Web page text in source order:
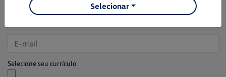
Selecione seu currículo
Selecionar